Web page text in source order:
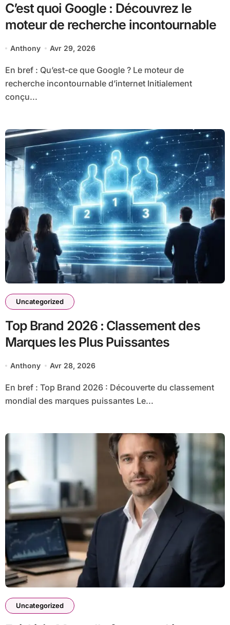
C’est quoi Google : Découvrez le
moteur de recherche incontournable
Anthony Avr 29, 2026
En bref : Qu’est-ce que Google ? Le moteur de
recherche incontournable d’internet Initialement
conçu...
Uncategorized
Top Brand 2026 : Classement des
Marques les Plus Puissantes
Anthony Avr 28, 2026
En bref : Top Brand 2026 : Découverte du classement
mondial des marques puissantes Le...
Uncategorized